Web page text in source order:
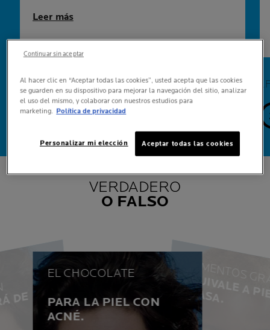
Leer más
¿FUE ÚTIL ESTA INFORMACIÓN?
0 0
VERDADERO
O FALSO
EL CHOCOLATE
PARA LA PIEL CON
ACNÉ.
FALS0
ALIMENTOS
P
G
.
FALSO
Al hacer clic en “Aceptar todas las cookies”, usted acepta que las cookies
se guarden en su dispositivo para mejorar la navegación del sitio, analizar
el uso del mismo, y colaborar con nuestros estudios para
marketing. Política de privacidad
Aceptar todas las cookies
Personalizar mi elección
Continuar sin aceptar